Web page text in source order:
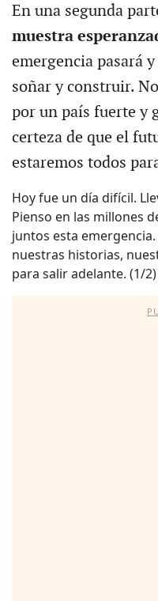
En una segunda
muestra
emergencia pasará
soñar y construir.
por un país fuerte y
certeza de que el
estaremos todos
Hoy fue un día difícil.
Pienso en las millones
juntos esta
nuestras historias,
para salir adelante. (1/2)